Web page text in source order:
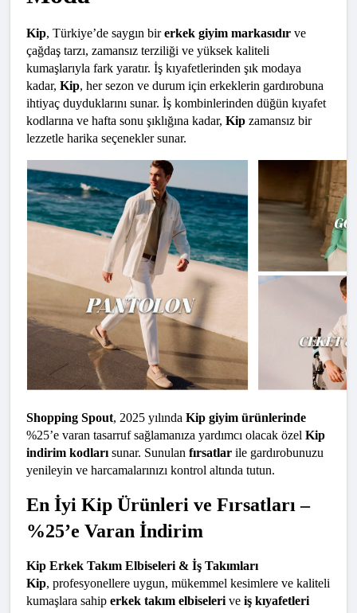
Kip, Türkiye’de saygın bir erkek giyim markasıdır ve
çağdaş tarzı, zamansız terziliği ve yüksek kaliteli
kumaşlarıyla fark yaratır. İş kıyafetlerinden şık modaya
kadar, Kip, her sezon ve durum için erkeklerin gardırobuna
ihtiyaç duyduklarını sunar. İş kombinlerinden düğün kıyafet
kodlarına ve hafta sonu şıklığına kadar, Kip zamansız bir
lezzetle harika seçenekler sunar.
Shopping Spout, 2025 yılında Kip giyim ürünlerinde
%25’e varan tasarruf sağlamanıza yardımcı olacak özel Kip
indirim kodları sunar. Sunulan fırsatlar ile gardırobunuzu
yenileyin ve harcamalarınızı kontrol altında tutun.
En İyi Kip Ürünleri ve Fırsatları –
%25’e Varan İndirim
Kip Erkek Takım Elbiseleri & İş Takımları
Kip, profesyonellere uygun, mükemmel kesimlere ve kaliteli
kumaşlara sahip erkek takım elbiseleri ve iş kıyafetleri